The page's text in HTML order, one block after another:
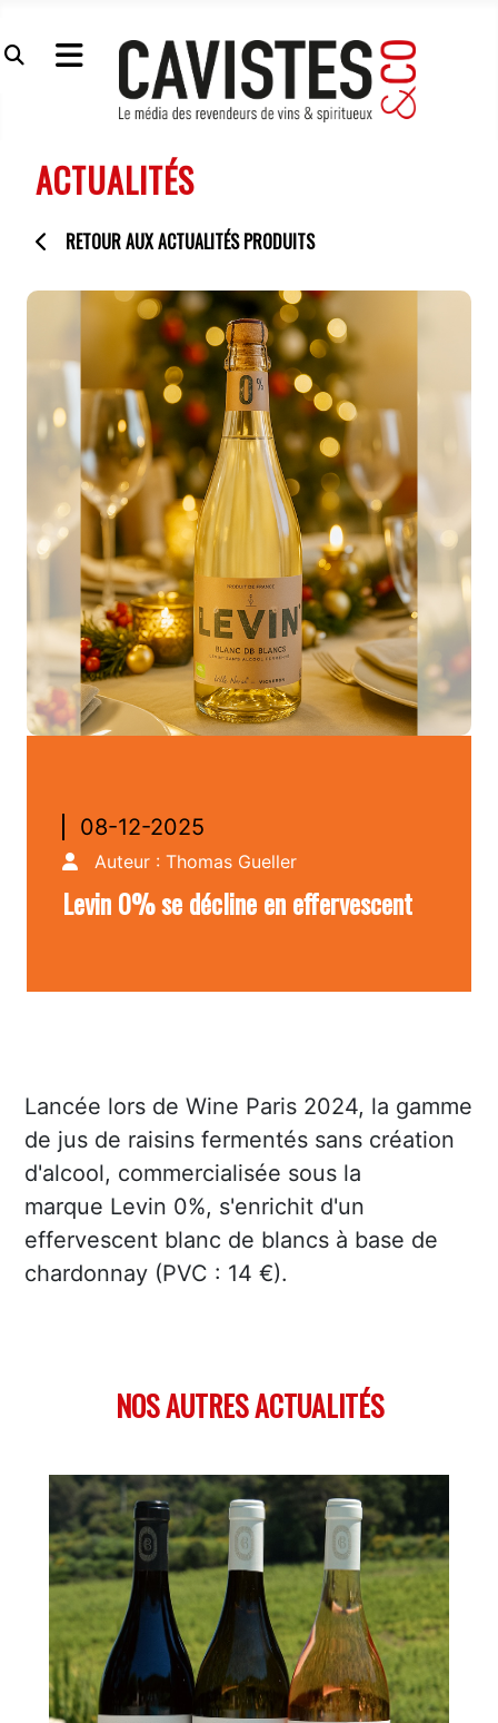
ACTUALITÉS
RETOUR AUX ACTUALITÉS PRODUITS
Auteur : Thomas Gueller
08-12-2025
Levin 0% se décline en effervescent
Lancée lors de Wine Paris 2024, la gamme
de jus de raisins fermentés sans création
d'alcool, commercialisée sous la
marque Levin 0%, s'enrichit d'un
effervescent blanc de blancs à base de
chardonnay (PVC : 14 €).
NOS AUTRES ACTUALITÉS